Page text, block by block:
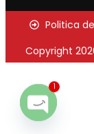
Politica
Copyright
1